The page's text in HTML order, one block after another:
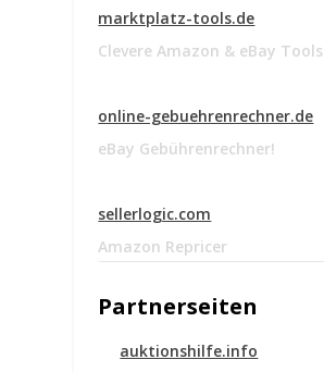
marktplatz-tools.de
Clevere Amazon & eBay Tools
online-gebuehrenrechner.de
eBay Gebührenrechner!
sellerlogic.com
Amazon Repricer
Partnerseiten
auktionshilfe.info